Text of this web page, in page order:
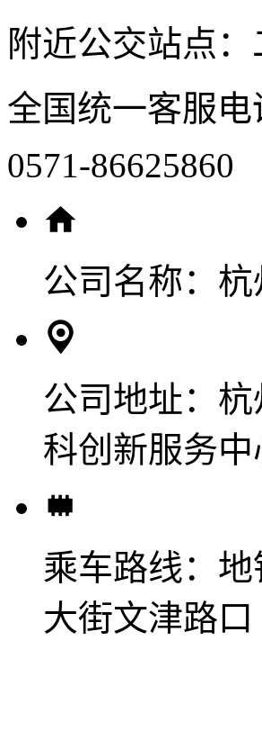
附近公交站点
全国统一客服电
0571-86625860
公司名称： 杭
公司地址： 杭
科创新服务中
乘车路线： 地
大街文津路口